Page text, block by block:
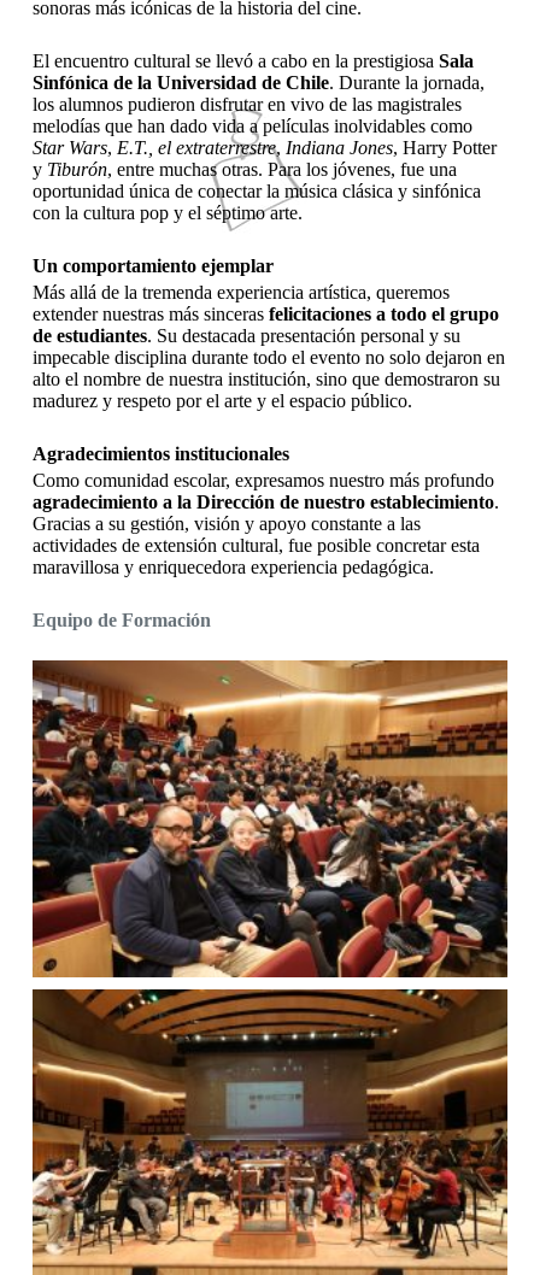
sonoras más icónicas de la historia del cine.
El encuentro cultural se llevó a cabo en la prestigiosa Sala
Sinfónica de la Universidad de Chile. Durante la jornada,
los alumnos pudieron disfrutar en vivo de las magistrales
melodías que han dado vida a películas inolvidables como
Star Wars, E.T., el extraterrestre, Indiana Jones, Harry Potter
y Tiburón, entre muchas otras. Para los jóvenes, fue una
oportunidad única de conectar la música clásica y sinfónica
con la cultura pop y el séptimo arte.
Un comportamiento ejemplar
Más allá de la tremenda experiencia artística, queremos
extender nuestras más sinceras felicitaciones a todo el grupo
de estudiantes. Su destacada presentación personal y su
impecable disciplina durante todo el evento no solo dejaron en
alto el nombre de nuestra institución, sino que demostraron su
madurez y respeto por el arte y el espacio público.
Agradecimientos institucionales
Como comunidad escolar, expresamos nuestro más profundo
agradecimiento a la Dirección de nuestro establecimiento.
Gracias a su gestión, visión y apoyo constante a las
actividades de extensión cultural, fue posible concretar esta
maravillosa y enriquecedora experiencia pedagógica.
Equipo de Formación